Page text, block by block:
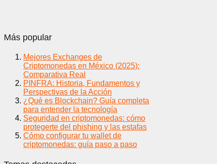
Más popular
Mejores Exchanges de
Criptomonedas en México (2025):
Comparativa Real
PINFRA: Historia, Fundamentos y
Perspectivas de la Acción
¿Qué es Blockchain? Guía completa
para entender la tecnología
Seguridad en criptomonedas: cómo
protegerte del phishing y las estafas
Cómo configurar tu wallet de
criptomonedas: guía paso a paso